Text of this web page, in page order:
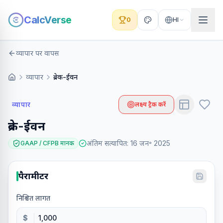
CalcVerse 0 HI
व्यापार पर वापस
व्यापार ब्रेक-ईवन
व्यापार लक्ष्य ट्रैक करें
ब्रेक-ईवन
GAAP / CFPB मानक अंतिम सत्यापित: 16 जन॰ 2025
पैरामीटर
निश्चित लागत
$